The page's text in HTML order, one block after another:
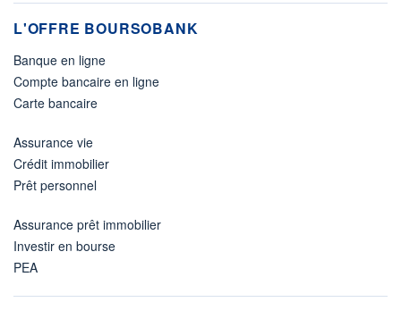
L'OFFRE BOURSOBANK
Banque en ligne
Compte bancaire en ligne
Carte bancaire
Assurance vie
Crédit immobilier
Prêt personnel
Assurance prêt immobilier
Investir en bourse
PEA